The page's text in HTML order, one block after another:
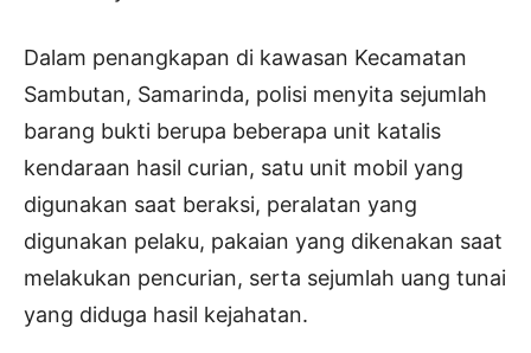
Dalam penangkapan di kawasan Kecamatan
Sambutan, Samarinda, polisi menyita sejumlah
barang bukti berupa beberapa unit katalis
kendaraan hasil curian, satu unit mobil yang
digunakan saat beraksi, peralatan yang
digunakan pelaku, pakaian yang dikenakan saat
melakukan pencurian, serta sejumlah uang tunai
yang diduga hasil kejahatan.